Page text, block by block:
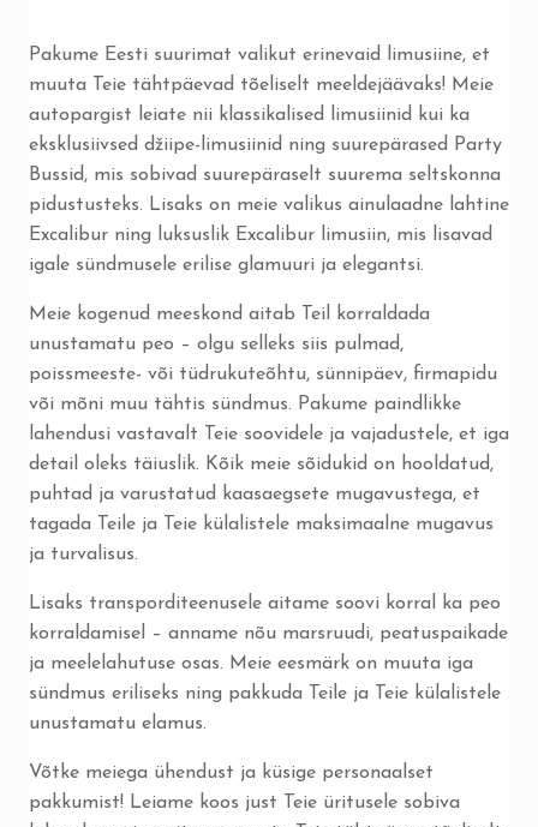
Pakume Eesti suurimat valikut erinevaid limusiine, et
muuta Teie tähtpäevad tõeliselt meeldejäävaks! Meie
autopargist leiate nii klassikalised limusiinid kui ka
eksklusiivsed džiipe-limusiinid ning suurepärased Party
Bussid, mis sobivad suurepäraselt suurema seltskonna
pidustusteks. Lisaks on meie valikus ainulaadne lahtine
Excalibur ning luksuslik Excalibur limusiin, mis lisavad
igale sündmusele erilise glamuuri ja elegantsi.
Meie kogenud meeskond aitab Teil korraldada
unustamatu peo – olgu selleks siis pulmad,
poissmeeste- või tüdrukuteõhtu, sünnipäev, firmapidu
või mõni muu tähtis sündmus. Pakume paindlikke
lahendusi vastavalt Teie soovidele ja vajadustele, et iga
detail oleks täiuslik. Kõik meie sõidukid on hooldatud,
puhtad ja varustatud kaasaegsete mugavustega, et
tagada Teile ja Teie külalistele maksimaalne mugavus
ja turvalisus.
Lisaks transporditeenusele aitame soovi korral ka peo
korraldamisel – anname nõu marsruudi, peatuspaikade
ja meelelahutuse osas. Meie eesmärk on muuta iga
sündmus eriliseks ning pakkuda Teile ja Teie külalistele
unustamatu elamus.
Võtke meiega ühendust ja küsige personaalset
pakkumist! Leiame koos just Teie üritusele sobiva